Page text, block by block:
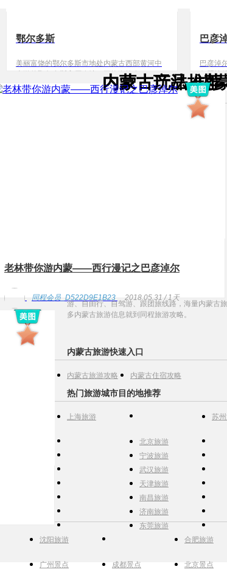
鄂尔多斯
美丽富饶的鄂尔多斯市地处内蒙古西部黄河中
上游的鄂尔多斯高原腹地，平均海拔在1000至
1500米之间，自然地理环境独具特色，地形起
伏不平，西高东低，地貌复杂多样，绚丽多
巴彦
巴彦淖
尔盟地
西部的
善盟毗
漠与蒙
３平方
内蒙古产品推荐
内蒙古玩法推荐
内
老林带你游内蒙——西行漫记之巴彦淖尔
同程会员_D522D9E1B23 2018.05.31 / 1天
游、自由行、自驾游、跟团旅线路，海量内蒙古
多内蒙古旅游信息就到同程旅游攻略。
内蒙古旅游快速入口
内蒙古旅游攻略 内蒙古住宿攻略
热门旅游城市目的地推荐
上海旅游 苏
北京旅游
宁波旅游
武汉旅游
天津旅游
南昌旅游
济南旅游
东莞旅游
沈阳旅游 合肥旅游
广州景点 成都景点 北京景点